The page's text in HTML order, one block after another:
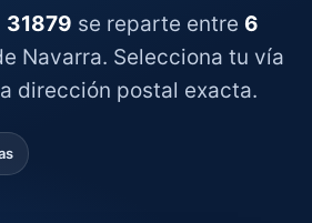
31879 se reparte entre 6
Navarra. Selecciona tu vía
dirección postal exacta.